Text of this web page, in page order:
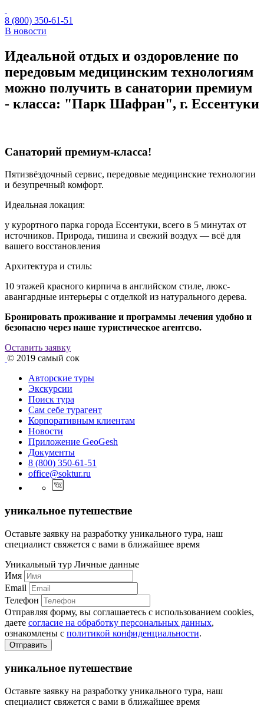
8 (800) 350-61-51
В новости
Идеальной отдых и оздоровление по
передовым медицинским технологиям
можно получить в санатории премиум
- класса: "Парк Шафран", г. Ессентуки
Санаторий премиум-класса!
Пятизвёздочный сервис, передовые медицинские технологии
и безупречный комфорт.
Идеальная локация:
у курортного парка города Ессентуки, всего в 5 минутах от
источников. Природа, тишина и свежий воздух — всё для
вашего восстановления
Архитектура и стиль:
10 этажей красного кирпича в английском стиле, люкс-
авангардные интерьеры с отделкой из натурального дерева.
Бронировать проживание и программы лечения удобно и
безопасно через наше туристическое агентсво.
Оставить заявку
© 2019 самый сок
Авторские туры
Экскурсии
Поиск тура
Cам себе турагент
Корпоративным клиентам
Новости
Приложение GeoGesh
Документы
8 (800) 350-61-51
office@soktur.ru
уникальное путешествие
Оставьте заявку на разработку уникального тура, наш
специалист свяжется с вами в ближайшее время
Уникальный тур Личные данные
Имя
Email
Телефон
Отправляя форму, вы соглашаетесь с использованием cookies,
даете согласие на обработку персональных данных,
ознакомлены с политикой конфиденциальности.
Отправить
уникальное путешествие
Оставьте заявку на разработку уникального тура, наш
специалист свяжется с вами в ближайшее время